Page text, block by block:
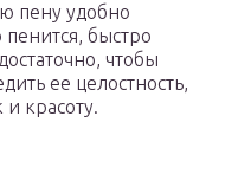
пену удобно
быстро
чтобы
ее целостность,
красоту.